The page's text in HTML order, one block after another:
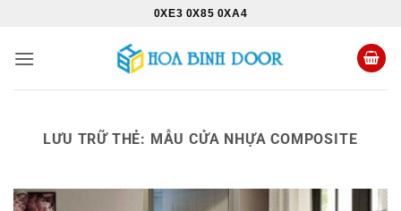
nội
0XE3 0X85 0XA4
LƯU TRỮ THẺ: MẪU CỬA NHỰA COMPOSITE